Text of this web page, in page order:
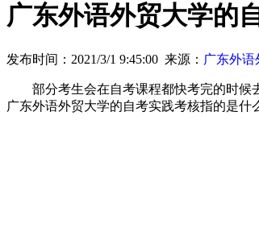
广东外语外贸大学的
发布时间：2021/3/1 9:45:00 来源： 广东外
部分考生会在自考课程都快考完的时候
广东外语外贸大学的自考实践考核指的是什